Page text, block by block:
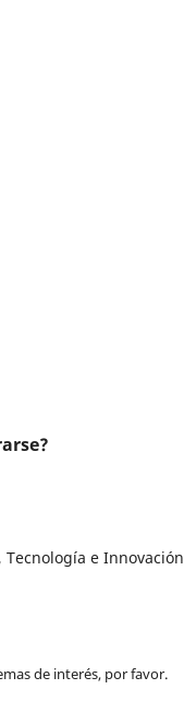
e Innovación
de interés, por favor.